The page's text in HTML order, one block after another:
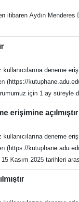
için Askerlik Durum
koşulunda
teslim etmeyen veya
itibaren Aydın
deneme
(https://
için 1 ay süreyle
ürün ve hizmet
açık erişimli
görüş ve önerilerinizi
Web: https://
erişimine açılmıştır
deneme
(https://
Kasım 2025 tarihleri
metinler (gazete, dergi,
üzerinde gazete
gazetelerinin